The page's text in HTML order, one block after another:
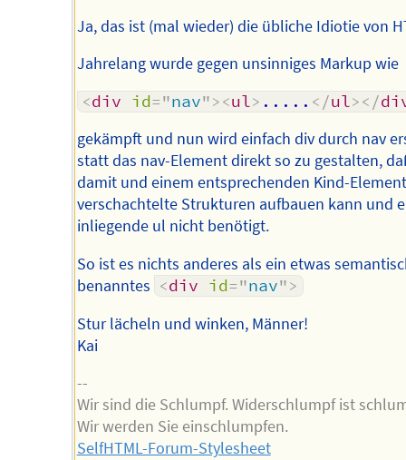
Ja, das ist (mal wieder) die übliche Idiotie von
Jahrelang wurde gegen unsinniges Markup wie
<div id="nav"><ul> ..... </ul></
gekämpft und nun wird einfach div durch nav
statt das nav-Element direkt so zu gestalten,
damit und einem entsprechenden Kind-
verschachtelte Strukturen aufbauen kann und
inliegende ul nicht benötigt.
So ist es nichts anderes als ein etwas
benanntes <div id="nav">
Stur lächeln und winken, Männer!
Kai
--
Wir sind die Schlumpf. Widerschlumpf ist
Wir werden Sie einschlumpfen.
SelfHTML-Forum-Stylesheet